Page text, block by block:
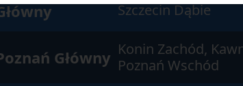
Szczecin Dąbie
Główny Konin Zachód,
Poznań Wschód